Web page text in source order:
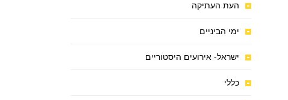
העת העתיקה
ימי הביניים
ישראל- אירועים היסטוריים
כללי